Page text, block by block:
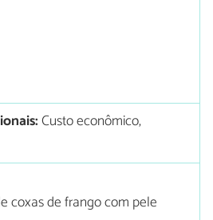
Custo econômico,
coxas de frango com pele